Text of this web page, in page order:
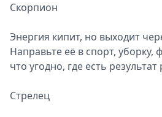
Скорпион
Энергия кипит, но выходит
Направьте её в спорт, уборку,
что угодно, где есть результат
Стрелец